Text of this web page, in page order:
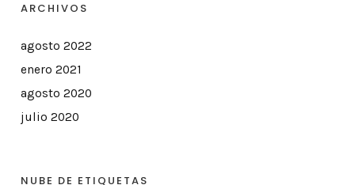
ARCHIVOS
agosto 2022
enero 2021
agosto 2020
julio 2020
NUBE DE ETIQUETAS